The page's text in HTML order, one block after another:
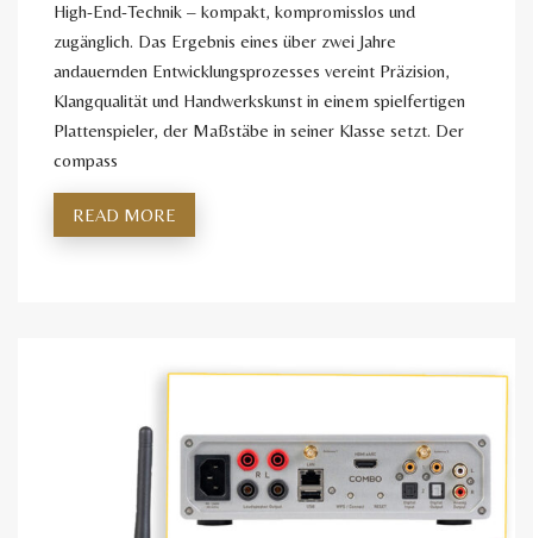
High-End-Technik – kompakt, kompromisslos und
zugänglich. Das Ergebnis eines über zwei Jahre
andauernden Entwicklungsprozesses vereint Präzision,
Klangqualität und Handwerkskunst in einem spielfertigen
Plattenspieler, der Maßstäbe in seiner Klasse setzt. Der
compass
READ MORE